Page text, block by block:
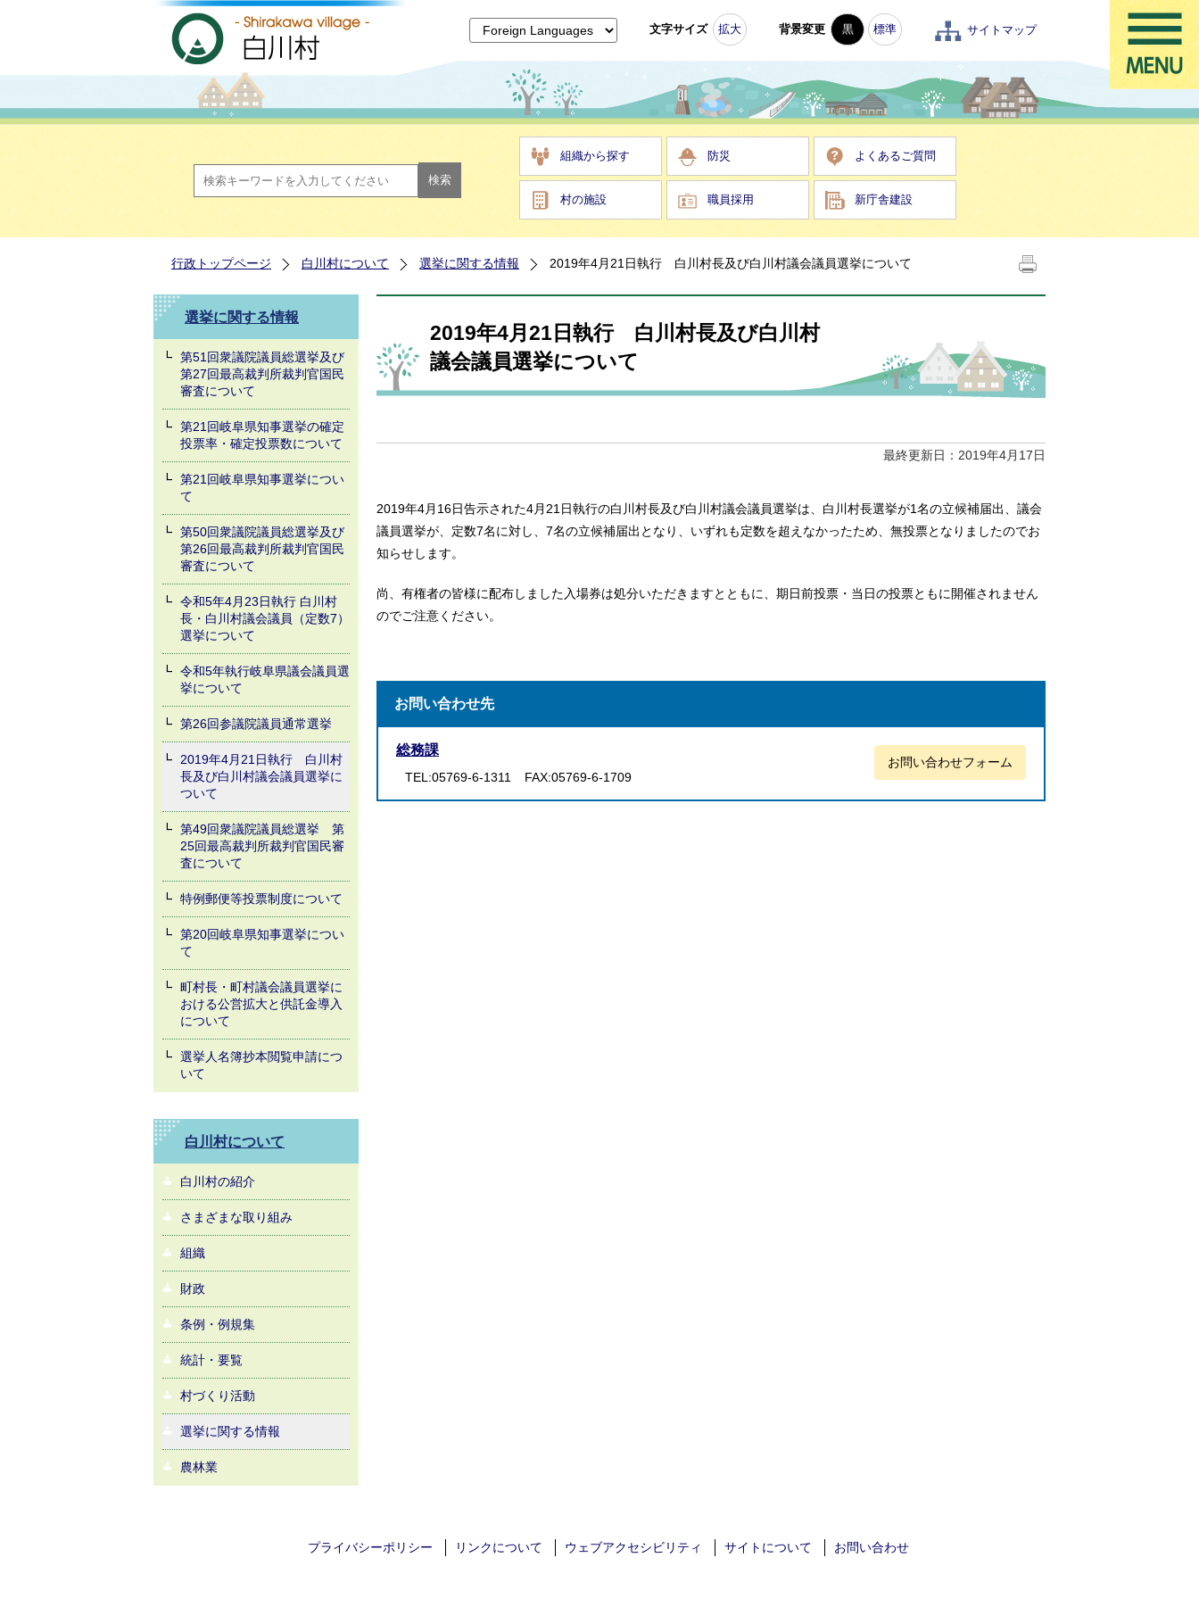
文字サイズ 拡大 背景変更 黒 標準 サイトマップ
組織から探す 防災 よくあるご質問
村の施設 職員採用 新庁舎建設
行政トップページ 白川村について 選挙に関する情報 2019年4月21日執行 白川村長及び白川村議会議員選挙について
選挙に関する情報
第51回衆議院議員総選挙及び
第27回最高裁判所裁判官国民
審査について
第21回岐阜県知事選挙の確定
投票率・確定投票数について
第21回岐阜県知事選挙につい
て
第50回衆議院議員総選挙及び
第26回最高裁判所裁判官国民
審査について
令和5年4月23日執行 白川村
長・白川村議会議員（定数7）
選挙について
令和5年執行岐阜県議会議員選
挙について
第26回参議院議員通常選挙
2019年4月21日執行 白川村
長及び白川村議会議員選挙に
ついて
第49回衆議院議員総選挙 第
25回最高裁判所裁判官国民審
査について
特例郵便等投票制度について
第20回岐阜県知事選挙につい
て
町村長・町村議会議員選挙に
おける公営拡大と供託金導入
について
選挙人名簿抄本閲覧申請につ
いて
白川村について
白川村の紹介
さまざまな取り組み
組織
財政
条例・例規集
統計・要覧
村づくり活動
選挙に関する情報
農林業
2019年4月21日執行 白川村長及び白川村
議会議員選挙について
最終更新日：2019年4月17日
2019年4月16日告示された4月21日執行の白川村長及び白川村議会議員選挙は、白川村長選挙が1名の立候補届出、議会
議員選挙が、定数7名に対し、7名の立候補届出となり、いずれも定数を超えなかったため、無投票となりましたのでお
知らせします。
尚、有権者の皆様に配布しました入場券は処分いただきますとともに、期日前投票・当日の投票ともに開催されません
のでご注意ください。
お問い合わせ先
総務課
TEL:05769-6-1311 FAX:05769-6-1709
お問い合わせフォーム
プライバシーポリシー リンクについて ウェブアクセシビリティ サイトについて お問い合わせ